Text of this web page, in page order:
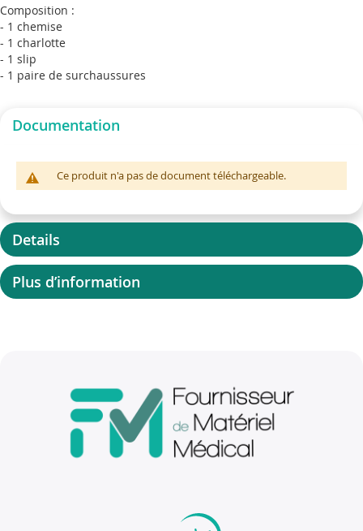
Composition :
- 1 chemise
- 1 charlotte
- 1 slip
- 1 paire de surchaussures
Documentation
Ce produit n'a pas de document téléchargeable.
Details
Plus d’information